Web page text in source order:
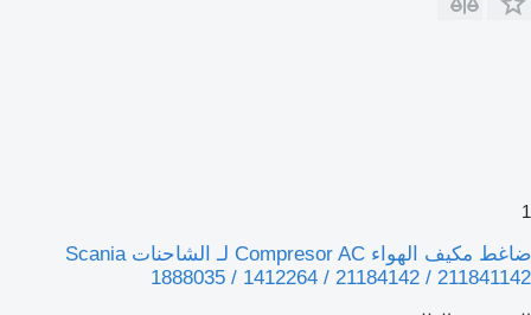
1
ضاغط مكيف الهواء Compresor AC لـ الشاحنات Scania
1888035 / 1412264 / 21184142 / 211841142